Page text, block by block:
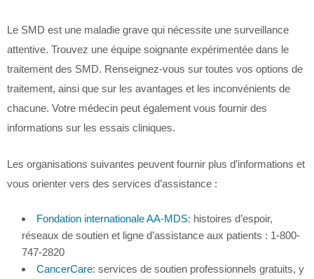
Le SMD est une maladie grave qui nécessite une surveillance
attentive. Trouvez une équipe soignante expérimentée dans le
traitement des SMD. Renseignez-vous sur toutes vos options de
traitement, ainsi que sur les avantages et les inconvénients de
chacune. Votre médecin peut également vous fournir des
informations sur les essais cliniques.
Les organisations suivantes peuvent fournir plus d’informations et
vous orienter vers des services d’assistance :
Fondation internationale AA-MDS: histoires d’espoir,
réseaux de soutien et ligne d’assistance aux patients : 1-800-
747-2820
CancerCare: services de soutien professionnels gratuits, y